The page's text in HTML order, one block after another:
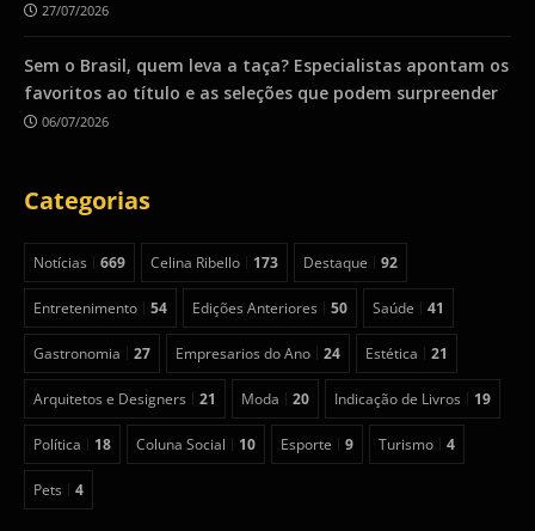
27/07/2026
Sem o Brasil, quem leva a taça? Especialistas apontam os
favoritos ao título e as seleções que podem surpreender
06/07/2026
Categorias
Notícias 669 Celina Ribello 173 Destaque 92
Entretenimento 54 Edições Anteriores 50 Saúde 41
Gastronomia 27 Empresarios do Ano 24 Estética 21
Arquitetos e Designers 21 Moda 20 Indicação de Livros 19
Política 18 Coluna Social 10 Esporte 9 Turismo 4
Pets 4